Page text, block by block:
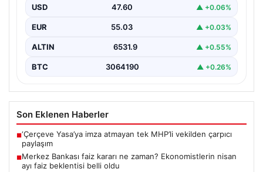
USD 47.60 ▲ +0.06%
EUR 55.03 ▲ +0.03%
ALTIN 6531.9 ▲ +0.55%
BTC 3064190 ▲ +0.26%
Son Eklenen Haberler
■‘Çerçeve Yasa’ya imza atmayan tek MHP’li vekilden çarpıcı
paylaşım
■Merkez Bankası faiz kararı ne zaman? Ekonomistlerin nisan
ayı faiz beklentisi belli oldu